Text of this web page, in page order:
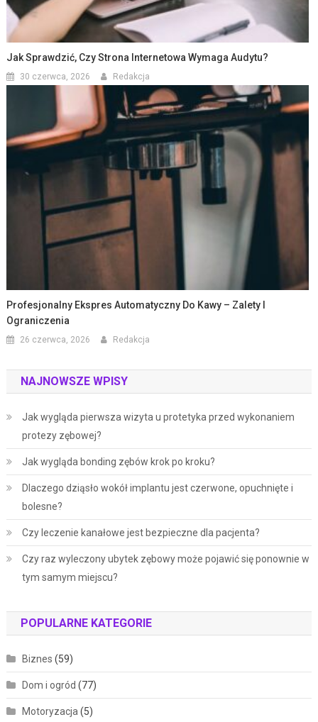
Jak Sprawdzić, Czy Strona Internetowa Wymaga Audytu?
30 czerwca, 2026 Redakcja
Profesjonalny Ekspres Automatyczny Do Kawy – Zalety I
Ograniczenia
26 czerwca, 2026 Redakcja
NAJNOWSZE WPISY
Jak wygląda pierwsza wizyta u protetyka przed wykonaniem
protezy zębowej?
Jak wygląda bonding zębów krok po kroku?
Dlaczego dziąsło wokół implantu jest czerwone, opuchnięte i
bolesne?
Czy leczenie kanałowe jest bezpieczne dla pacjenta?
Czy raz wyleczony ubytek zębowy może pojawić się ponownie w
tym samym miejscu?
POPULARNE KATEGORIE
Biznes (59)
Dom i ogród (77)
Motoryzacja (5)